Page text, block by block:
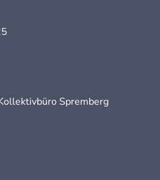
Spremberg